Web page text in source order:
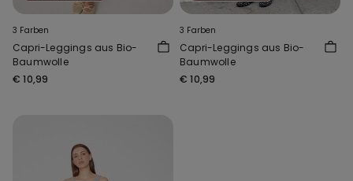
3 Farben
Capri-Leggings aus Bio-
Baumwolle
€ 10,99
3 Farben
Capri-Leggings aus Bio-
Baumwolle
€ 10,99